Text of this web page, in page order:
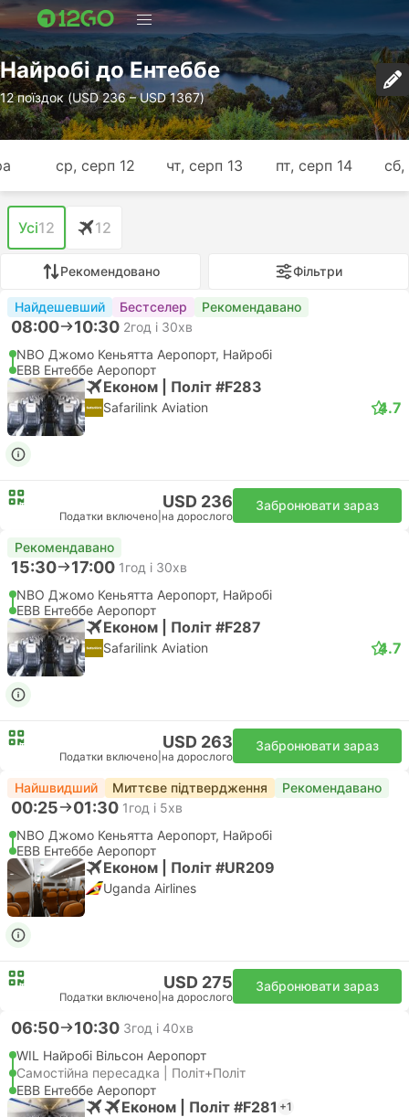
Найробі до Ентеббе
12 поїздок (USD 236 – USD 1367)
ср, серп 12 чт, серп 13 пт, серп 14 сб,
Усі12 12
Рекомендовано Фільтри
Найдешевший Бестселер Рекомендавано
08:00 10:30 2год і 30хв
NBO Джомо Кеньятта Аеропорт, Найробі
EBB Ентеббе Аеропорт
Економ | Політ #F283
Safarilink Aviation 4.7
USD 236
Податки включено на дорослого
Забронювати зараз
Рекомендавано
15:30 17:00 1год і 30хв
NBO Джомо Кеньятта Аеропорт, Найробі
EBB Ентеббе Аеропорт
Економ | Політ #F287
Safarilink Aviation 4.7
USD 263
Податки включено на дорослого
Забронювати зараз
Найшвидший Миттєве підтвердження Рекомендавано
00:25 01:30 1год і 5хв
NBO Джомо Кеньятта Аеропорт, Найробі
EBB Ентеббе Аеропорт
Економ | Політ #UR209
Uganda Airlines
USD 275
Податки включено на дорослого
Забронювати зараз
06:50 10:30 3год і 40хв
WIL Найробі Вільсон Аеропорт
Самостійна пересадка | Політ+Політ
EBB Ентеббе Аеропорт
Економ | Політ #F281 +1